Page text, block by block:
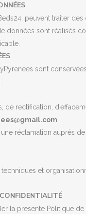
peuvent traiter
données sont réalisés
sont
de rectification,
réclamation auprès de
et
la présente Politique